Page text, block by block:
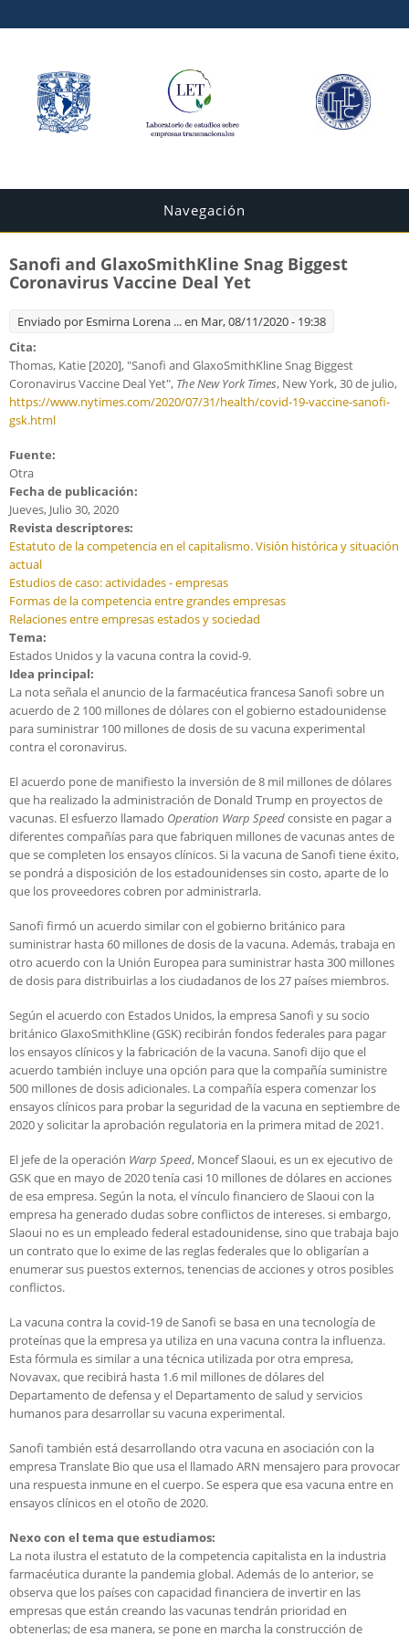
Navegación
Sanofi and GlaxoSmithKline Snag Biggest
Coronavirus Vaccine Deal Yet
Enviado por Esmirna Lorena ...en Mar, 08/11/2020 - 19:38
Cita:
Thomas, Katie [2020], "Sanofi and GlaxoSmithKline Snag Biggest
Coronavirus Vaccine Deal Yet", The New York Times, New York, 30 de julio,
https://www.nytimes.com/2020/07/31/health/covid-19-vaccine-sanofi-
gsk.html
Fuente:
Otra
Fecha de publicación:
Jueves, Julio 30, 2020
Revista descriptores:
Estatuto de la competencia en el capitalismo. Visión histórica y situación
actual
Estudios de caso: actividades - empresas
Formas de la competencia entre grandes empresas
Relaciones entre empresas estados y sociedad
Tema:
Estados Unidos y la vacuna contra la covid-9.
Idea principal:
La nota señala el anuncio de la farmacéutica francesa Sanofi sobre un
acuerdo de 2 100 millones de dólares con el gobierno estadounidense
para suministrar 100 millones de dosis de su vacuna experimental
contra el coronavirus.
El acuerdo pone de manifiesto la inversión de 8 mil millones de dólares
que ha realizado la administración de Donald Trump en proyectos de
vacunas. El esfuerzo llamado Operation Warp Speedconsiste en pagar a
diferentes compañías para que fabriquen millones de vacunas antes de
que se completen los ensayos clínicos. Si la vacuna de Sanofi tiene éxito,
se pondrá a disposición de los estadounidenses sin costo, aparte de lo
que los proveedores cobren por administrarla.
Sanofi firmó un acuerdo similar con el gobierno británico para
suministrar hasta 60 millones de dosis de la vacuna. Además, trabaja en
otro acuerdo con la Unión Europea para suministrar hasta 300 millones
de dosis para distribuirlas a los ciudadanos de los 27 países miembros.
Según el acuerdo con Estados Unidos, la empresa Sanofi y su socio
británico GlaxoSmithKline (GSK) recibirán fondos federales para pagar
los ensayos clínicos y la fabricación de la vacuna. Sanofi dijo que el
acuerdo también incluye una opción para que la compañía suministre
500 millones de dosis adicionales. La compañía espera comenzar los
ensayos clínicos para probar la seguridad de la vacuna en septiembre de
2020 y solicitar la aprobación regulatoria en la primera mitad de 2021.
El jefe de la operación Warp Speed, Moncef Slaoui, es un ex ejecutivo de
GSK que en mayo de 2020 tenía casi 10 millones de dólares en acciones
de esa empresa. Según la nota, el vínculo financiero de Slaoui con la
empresa ha generado dudas sobre conflictos de intereses. si embargo,
Slaoui no es un empleado federal estadounidense, sino que trabaja bajo
un contrato que lo exime de las reglas federales que lo obligarían a
enumerar sus puestos externos, tenencias de acciones y otros posibles
conflictos.
La vacuna contra la covid-19 de Sanofi se basa en una tecnología de
proteínas que la empresa ya utiliza en una vacuna contra la influenza.
Esta fórmula es similar a una técnica utilizada por otra empresa,
Novavax, que recibirá hasta 1.6 mil millones de dólares del
Departamento de defensa y el Departamento de salud y servicios
humanos para desarrollar su vacuna experimental.
Sanofi también está desarrollando otra vacuna en asociación con la
empresa Translate Bio que usa el llamado ARN mensajero para provocar
una respuesta inmune en el cuerpo. Se espera que esa vacuna entre en
ensayos clínicos en el otoño de 2020.
Nexo con el tema que estudiamos:
La nota ilustra el estatuto de la competencia capitalista en la industria
farmacéutica durante la pandemia global. Además de lo anterior, se
observa que los países con capacidad financiera de invertir en las
empresas que están creando las vacunas tendrán prioridad en
obtenerlas; de esa manera, se pone en marcha la construcción de